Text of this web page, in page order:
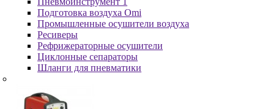
Подготовка воздуха Omi
Промышленные осушители воздуха
Ресиверы
Рефрижераторные осушители
Циклонные сепараторы
Шланги для пневматики